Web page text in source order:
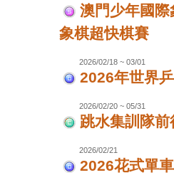
澳門少年國
象棋超快棋賽
2026/02/18 ~ 03/01
2026年世界
2026/02/20 ~ 05/31
跳水集訓隊
2026/02/21
2026花式單